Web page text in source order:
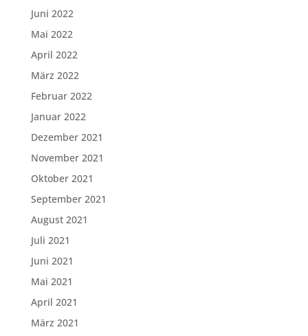
Juni 2022
Mai 2022
April 2022
März 2022
Februar 2022
Januar 2022
Dezember 2021
November 2021
Oktober 2021
September 2021
August 2021
Juli 2021
Juni 2021
Mai 2021
April 2021
März 2021